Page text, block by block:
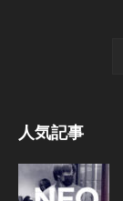
人気記事